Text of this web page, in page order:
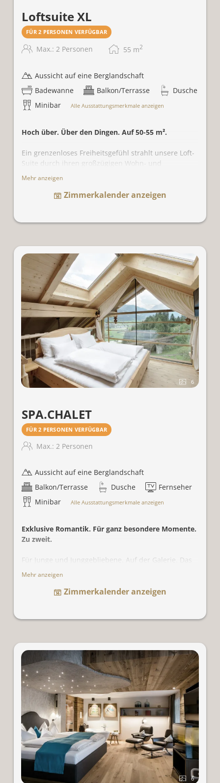
Loftsuite XL
FÜR 2 PERSONEN VERFÜGBAR
Max.: 2 Personen 55 m2
Aussicht auf eine Berglandschaft
Badewanne
Balkon/Terrasse
Dusche
Minibar
Alle Ausstattungsmerkmale anzeigen
Hoch über. Über den Dingen. Auf 50-55 m².
Ein grenzenloses Freiheitsgefühl strahlt unsere Loft-
Suite durch ihren großzügigen Wohn- und
Schlafbereich aus. Dazu ein offener Kamin mit
gemütlicher Sitzecke. Eine freistehende Badewanne
lädt zum Träumen ein. Und das natürliche Design
Verzierungen ergänzen den GOLDBERG-Style. Und
vollendet das Wohlgefühl.
Für 2 Personen. (Mit Zustellbett für 3 Personen)
Mehr anzeigen
Zimmerkalender anzeigen
6
SPA.CHALET
FÜR 2 PERSONEN VERFÜGBAR
Max.: 2 Personen
Aussicht auf eine Berglandschaft
Balkon/Terrasse
Dusche
Fernseher
Minibar
Alle Ausstattungsmerkmale anzeigen
Exklusive Romantik. Für ganz besondere Momente.
Zu zweit.
Für Junge und Junggebliebene. Auf der Galerie. Das
King-Size Bett. Mit Sternenblick. Im Wohnbereich.
Leuchtendes Feuer vom offenen Kamin. Gegenüber
davon das Day Bed zur Entspannung. Von der
mit Weitblick. Berghütten.Flair. Neu inszeniert.
nach oben in den Schlafbereich. Für 2 Personen.
(Vorbereitung des Day Beds bei Belegung mit 3
Personen)
Mehr anzeigen
Zimmerkalender anzeigen
6